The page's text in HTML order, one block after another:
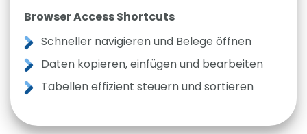
Browser Access Shortcuts
Schneller navigieren und Belege öffnen
Daten kopieren, einfügen und bearbeiten
Tabellen effizient steuern und sortieren